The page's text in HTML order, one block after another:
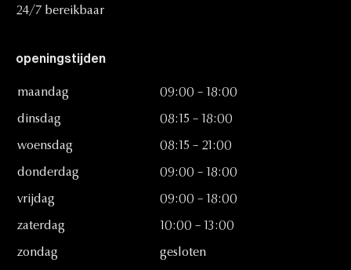
24/7 bereikbaar
openingstijden
maandag 09:00 – 18:00
dinsdag 08:15 – 18:00
woensdag 08:15 – 21:00
donderdag 09:00 – 18:00
vrijdag 09:00 – 18:00
zaterdag 10:00 – 13:00
zondag gesloten